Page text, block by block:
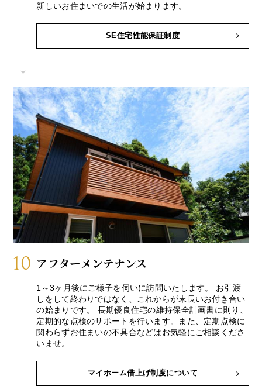
新しいお住まいでの生活が始まります。
SE住宅性能保証制度
10 アフターメンテナンス
1～3ヶ月後にご様子を伺いに訪問いたします。 お引渡
しをして終わりではなく、これからが末長いお付き合い
の始まりです。 長期優良住宅の維持保全計画書に則り、
定期的な点検のサポートを行います。また、定期点検に
関わらずお住まいの不具合などはお気軽にご相談くださ
いませ。
マイホーム借上げ制度について